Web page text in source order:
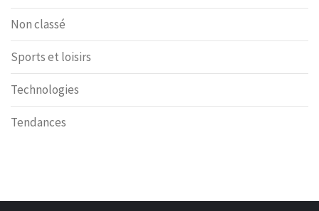
Non classé
Sports et loisirs
Technologies
Tendances